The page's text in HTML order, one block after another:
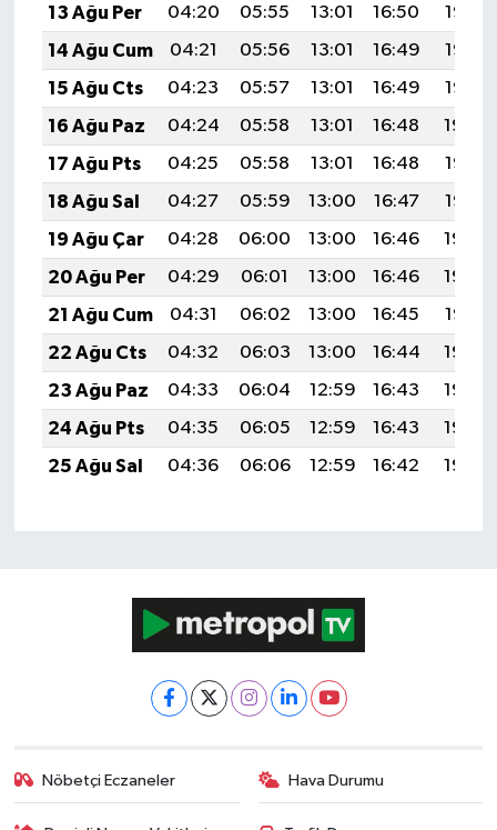
13 Ağu Per
04:20 05:55 13:01 16:50
19:58
14 Ağu Cum
04:21 05:56 13:01 16:49
19:57
15 Ağu Cts
04:23 05:57 13:01 16:49
19:56
16 Ağu Paz
04:24 05:58 13:01 16:48
19:54
17 Ağu Pts
04:25 05:58 13:01 16:48
19:53
18 Ağu Sal
04:27 05:59 13:00 16:47
19:52
19 Ağu Çar
04:28 06:00 13:00 16:46
19:50
20 Ağu Per
04:29 06:01 13:00 16:46
19:49
21 Ağu Cum
04:31 06:02 13:00 16:45
19:47
22 Ağu Cts
04:32 06:03 13:00 16:44
19:46
23 Ağu Paz
04:33 06:04 12:59 16:43
19:45
24 Ağu Pts
04:35 06:05 12:59 16:43
19:43
25 Ağu Sal
04:36 06:06 12:59 16:42 19:42
Nöbetçi Eczaneler Hava Durumu